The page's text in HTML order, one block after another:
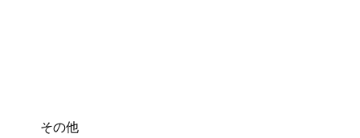
その他